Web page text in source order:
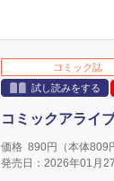
コミック誌
試し読みをする
コミックアライ
価格 890円（本体809
発売日：2026年01月